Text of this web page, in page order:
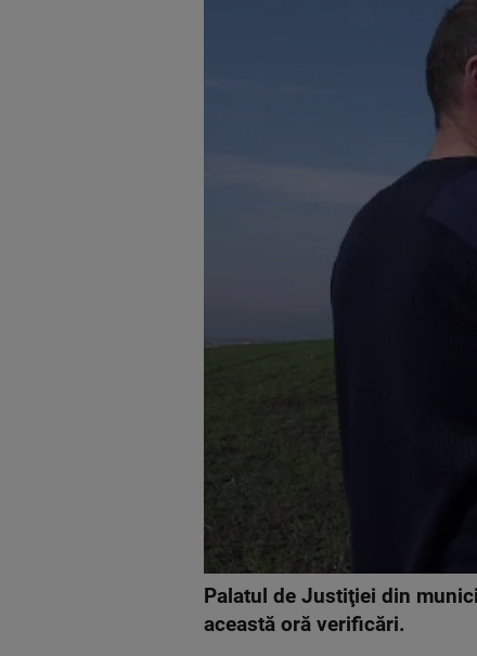
Palatul de Justiţiei din
această oră verificări.